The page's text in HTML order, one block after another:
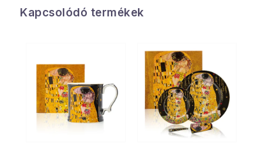
Kapcsolódó termékek